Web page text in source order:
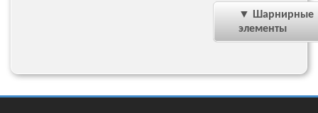
▼ Шарнирные
элементы